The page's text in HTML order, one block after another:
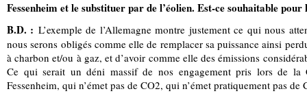
Fessenheim et le substituer par de l’éolien. Est-ce souhaitable
B.D. : L’exemple de l’Allemagne montre justement ce qui nous
nous serons obligés comme elle de remplacer sa puissance ainsi
à charbon et/ou à gaz, et d’avoir comme elle des émissions
Ce qui serait un déni massif de nos engagement pris lors de
Fessenheim, qui n’émet pas de CO2, qui n’émet pratiquement pas